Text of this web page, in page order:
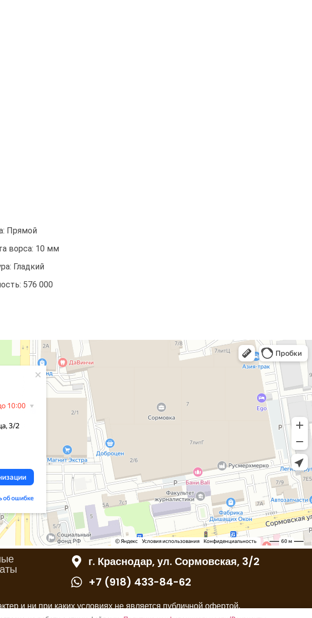
Прямой
ворса: 10 мм
Гладкий
576 000
г. Краснодар, ул. Сормовская, 3/2
+7 (918) 433-84-62
и ни при каких условиях не является публичной офертой,